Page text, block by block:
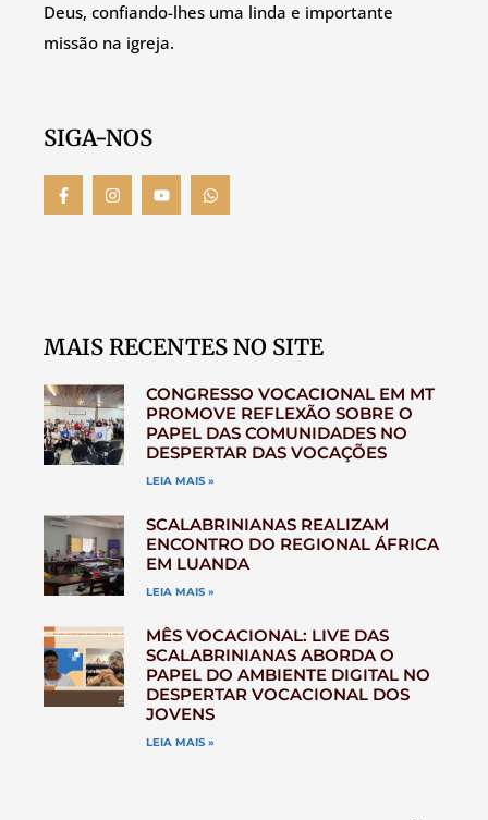
Deus, confiando-lhes uma linda e importante
missão na igreja.
SIGA-NOS
MAIS RECENTES NO SITE
CONGRESSO VOCACIONAL EM MT
PROMOVE REFLEXÃO SOBRE O
PAPEL DAS COMUNIDADES NO
DESPERTAR DAS VOCAÇÕES
LEIA MAIS »
SCALABRINIANAS REALIZAM
ENCONTRO DO REGIONAL ÁFRICA
EM LUANDA
LEIA MAIS »
MÊS VOCACIONAL: LIVE DAS
SCALABRINIANAS ABORDA O
PAPEL DO AMBIENTE DIGITAL NO
DESPERTAR VOCACIONAL DOS
JOVENS
LEIA MAIS »